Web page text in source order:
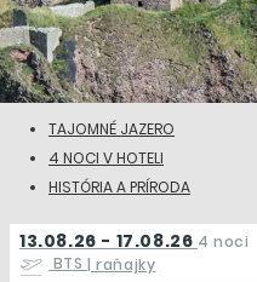
TAJOMNÉ JAZERO
4 NOCI V HOTELI
HISTÓRIA A PRÍRODA
13.08.26 - 17.08.26 4 noci
BTS| raňajky